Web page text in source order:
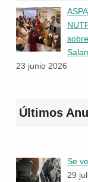
23 junio 2026
Últimos
Se
29